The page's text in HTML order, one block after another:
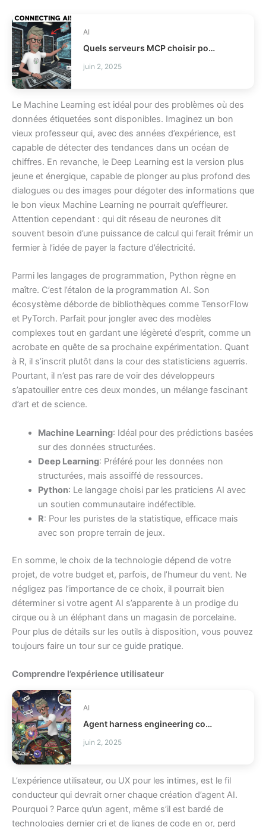
AI
Quels serveurs MCP choisir pour vos agents IA ?
juin 2, 2025
Le Machine Learning est idéal pour des problèmes où des
données étiquetées sont disponibles. Imaginez un bon
vieux professeur qui, avec des années d’expérience, est
capable de détecter des tendances dans un océan de
chiffres. En revanche, le Deep Learning est la version plus
jeune et énergique, capable de plonger au plus profond des
dialogues ou des images pour dégoter des informations que
le bon vieux Machine Learning ne pourrait qu’effleurer.
Attention cependant : qui dit réseau de neurones dit
souvent besoin d’une puissance de calcul qui ferait frémir un
fermier à l’idée de payer la facture d’électricité.
Parmi les langages de programmation, Python règne en
maître. C’est l’étalon de la programmation AI. Son
écosystème déborde de bibliothèques comme TensorFlow
et PyTorch. Parfait pour jongler avec des modèles
complexes tout en gardant une légèreté d’esprit, comme un
acrobate en quête de sa prochaine expérimentation. Quant
à R, il s’inscrit plutôt dans la cour des statisticiens aguerris.
Pourtant, il n’est pas rare de voir des développeurs
s’apatouiller entre ces deux mondes, un mélange fascinant
d’art et de science.
Machine Learning: Idéal pour des prédictions basées
sur des données structurées.
Deep Learning: Préféré pour les données non
structurées, mais assoiffé de ressources.
Python: Le langage choisi par les praticiens AI avec
un soutien communautaire indéfectible.
R: Pour les puristes de la statistique, efficace mais
avec son propre terrain de jeux.
En somme, le choix de la technologie dépend de votre
projet, de votre budget et, parfois, de l’humeur du vent. Ne
négligez pas l’importance de ce choix, il pourrait bien
déterminer si votre agent AI s’apparente à un prodige du
cirque ou à un éléphant dans un magasin de porcelaine.
Pour plus de détails sur les outils à disposition, vous pouvez
toujours faire un tour sur ce guide pratique.
Comprendre l’expérience utilisateur
AI
Agent harness engineering comment fiabiliser vos agents IA ?
juin 2, 2025
L’expérience utilisateur, ou UX pour les intimes, est le fil
conducteur qui devrait orner chaque création d’agent AI.
Pourquoi ? Parce qu’un agent, même s’il est bardé de
technologies dernier cri et de lignes de code en or, perd